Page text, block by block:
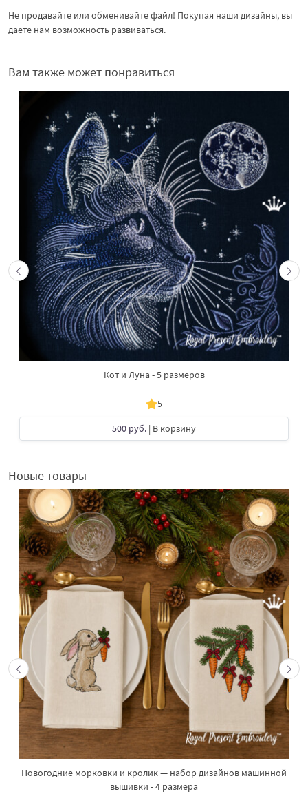
Не продавайте или обменивайте файл! Покупая наши дизайны, вы
даете нам возможность развиваться.
Вам также может понравиться
Кот и Луна - 5 размеров
5
500 руб. | В корзину
Новые товары
Новогодние морковки и кролик — набор дизайнов машинной
вышивки - 4 размера